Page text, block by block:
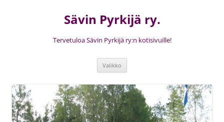
Sävin Pyrkijä ry.
Tervetuloa Sävin Pyrkijä ry:n kotisivuille!
Valikko